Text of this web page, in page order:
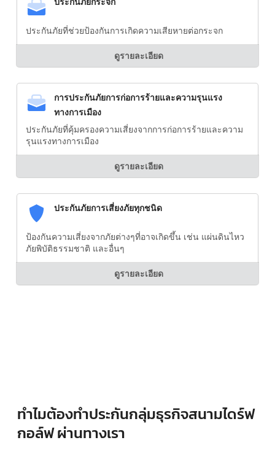
ประกันภัยที่ช่วยป้องกันการเกิดความเสียหายต่อกระจก
ดูรายละเอียด
การประกันภัยการก่อการร้ายและความรุนแรง
ทางการเมือง
ประกันภัยที่คุ้มครองความเสี่ยงจากการก่อการร้ายและความ
รุนแรงทางการเมือง
ดูรายละเอียด
ประกันภัยการเสี่ยงภัยทุกชนิด
ป้องกันความเสี่ยงจากภัยต่างๆที่อาจเกิดขึ้น เช่น แผ่นดินไหว
ภัยพิบัติธรรมชาติ และอื่นๆ
ดูรายละเอียด
ทำไมต้องทำประกันกลุ่มธุรกิจสนามไดร์ฟ
กอล์ฟ ผ่านทางเรา